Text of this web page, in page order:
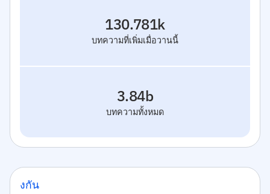
บทความที่เพิ่มเมื่อวานนี้
130.781k
บทความทั้งหมด
3.84b
งกัน